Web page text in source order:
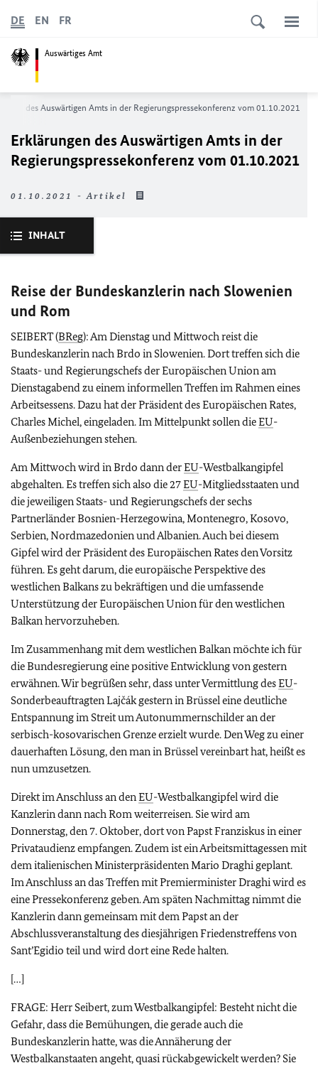
Auswärtiges Amt
DE EN FR
des Auswärtigen Amts in der Regierungs­­pressekonferenz vom 01.10.2021
Erklärungen des Auswärtigen Amts in der
Regierungs­­pressekonferenz vom 01.10.2021
01.10.2021 - Artikel
INHALT
Reise der Bundeskanzlerin nach Slowenien
und Rom
SEIBERT (BReg): Am Dienstag und Mittwoch reist die
Bundeskanzlerin nach Brdo in Slowenien. Dort treffen sich die
Staats- und Regierungschefs der Europäischen Union am
Dienstagabend zu einem informellen Treffen im Rahmen eines
Arbeitsessens. Dazu hat der Präsident des Europäischen Rates,
Charles Michel, eingeladen. Im Mittelpunkt sollen dieEU-
Außenbeziehungen stehen.
Am Mittwoch wird in Brdo dann derEU-Westbalkangipfel
abgehalten. Es treffen sich also die 27EU-Mitgliedsstaaten und
die jeweiligen Staats- und Regierungschefs der sechs
Partnerländer Bosnien-Herzegowina, Montenegro, Kosovo,
Serbien, Nordmazedonien und Albanien. Auch bei diesem
Gipfel wird der Präsident des Europäischen Rates den Vorsitz
führen. Es geht darum, die europäische Perspektive des
westlichen Balkans zu bekräftigen und die umfassende
Unterstützung der Europäischen Union für den westlichen
Balkan hervorzuheben.
Im Zusammenhang mit dem westlichen Balkan möchte ich für
die Bundesregierung eine positive Entwicklung von gestern
erwähnen. Wir begrüßen sehr, dass unter Vermittlung desEU-
Sonderbeauftragten Lajčák gestern in Brüssel eine deutliche
Entspannung im Streit um Autonummernschilder an der
serbisch-kosovarischen Grenze erzielt wurde. Den Weg zu einer
dauerhaften Lösung, den man in Brüssel vereinbart hat, heißt es
nun umzusetzen.
Direkt im Anschluss an denEU-Westbalkangipfel wird die
Kanzlerin dann nach Rom weiterreisen. Sie wird am
Donnerstag, den 7. Oktober, dort von Papst Franziskus in einer
Privataudienz empfangen. Zudem ist ein Arbeitsmittagessen mit
dem italienischen Ministerpräsidenten Mario Draghi geplant.
Im Anschluss an das Treffen mit Premierminister Draghi wird es
eine Pressekonferenz geben. Am späten Nachmittag nimmt die
Kanzlerin dann gemeinsam mit dem Papst an der
Abschlussveranstaltung des diesjährigen Friedenstreffens von
Sant’Egidio teil und wird dort eine Rede halten.
[…]
FRAGE: Herr Seibert, zum Westbalkangipfel: Besteht nicht die
Gefahr, dass die Bemühungen, die gerade auch die
Bundeskanzlerin hatte, was die Annäherung der
Westbalkanstaaten angeht, quasi rückabgewickelt werden? Sie